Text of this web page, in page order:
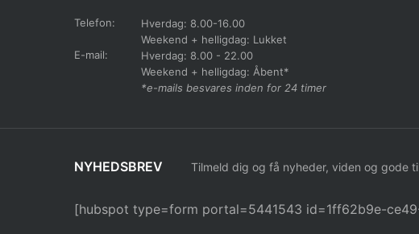
Telefon:
Hverdag: 8.00-16.00
Weekend + helligdag: Lukket
E-mail:
Hverdag: 8.00 - 22.00
Weekend + helligdag: Åbent*
*e-mails besvares inden for 24 timer
NYHEDSBREV Tilmeld dig og få nyheder, viden og gode
[hubspot type=form portal=5441543 id=1ff62b9e-